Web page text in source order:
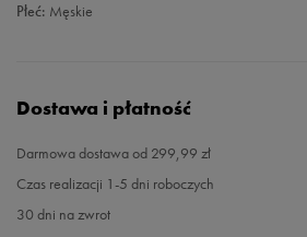
Płeć: Męskie
Dostawa i płatność
Darmowa dostawa od 299,99 zł
Czas realizacji 1-5 dni roboczych
30 dni na zwrot